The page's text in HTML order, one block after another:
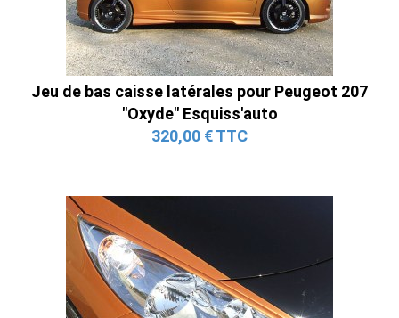
Jeu de bas caisse latérales pour Peugeot 207
"Oxyde" Esquiss'auto
320,00 € TTC